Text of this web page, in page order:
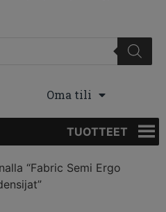
Oma tili
TUOTTEET
“Fabric Semi Ergo